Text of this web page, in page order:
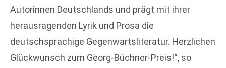
Autorinnen Deutschlands und prägt mit ihrer
herausragenden Lyrik und Prosa die
deutschsprachige Gegenwartsliteratur. Herzlichen
Glückwunsch zum Georg-Büchner-Preis!“, so